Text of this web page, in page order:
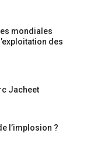
mondiales
des
Jacheet
l’implosion ?